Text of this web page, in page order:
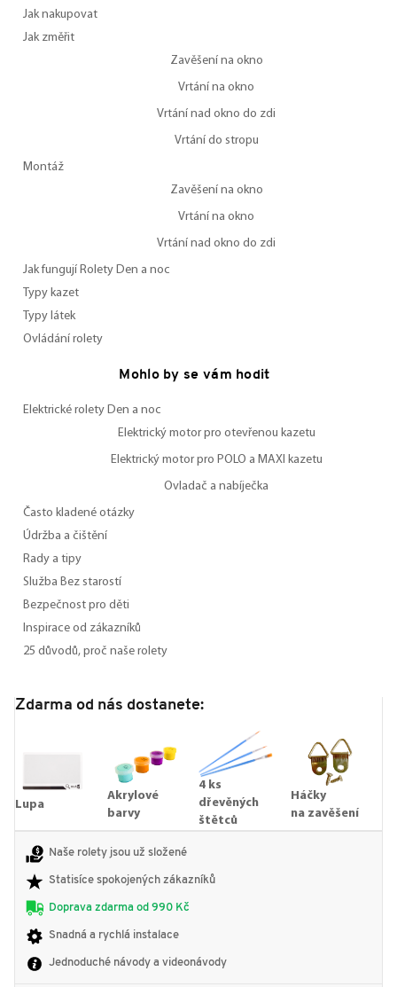
Jak nakupovat
Jak změřit
Zavěšení na okno
Vrtání na okno
Vrtání nad okno do zdi
Vrtání do stropu
Montáž
Zavěšení na okno
Vrtání na okno
Vrtání nad okno do zdi
Jak fungují Rolety Den a noc
Typy kazet
Typy látek
Ovládání rolety
Mohlo by se vám hodit
Elektrické rolety Den a noc
Elektrický motor pro otevřenou kazetu
Elektrický motor pro POLO a MAXI kazetu
Ovladač a nabíječka
Často kladené otázky
Údržba a čištění
Rady a tipy
Služba Bez starostí
Bezpečnost pro děti
Inspirace od zákazníků
25 důvodů, proč naše rolety
Zdarma od nás dostanete:
Lupa
Akrylové
barvy
4 ks
dřevěných
štětců
Háčky
na zavěšení
Naše rolety jsou už složené
Statisíce spokojených zákazníků
Doprava zdarma od 990 Kč
Snadná a rychlá instalace
Jednoduché návody a videonávody